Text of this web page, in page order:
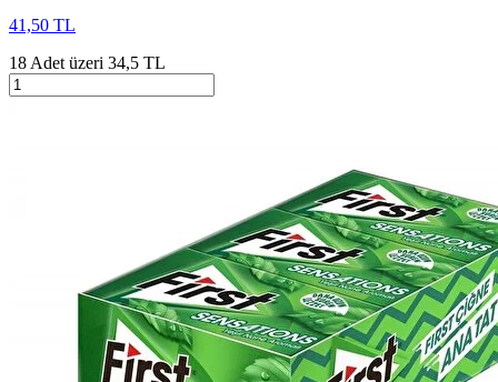
41,50 TL
18 Adet üzeri 34,5 TL